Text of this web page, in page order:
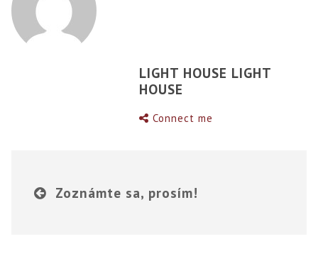
LIGHT HOUSE LIGHT
HOUSE
Connect me
Zoznámte sa, prosím!